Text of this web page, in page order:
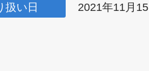
扱い日 2021年11月15